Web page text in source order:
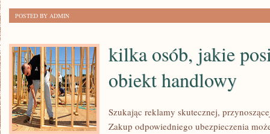
SWOJEJ
AKTYWNOŚCI,
POSTED BY ADMIN
kilka osób, jakie
obiekt handlowy
Szukając reklamy skutecznej,
Zakup odpowiedniego ubezpieczenia